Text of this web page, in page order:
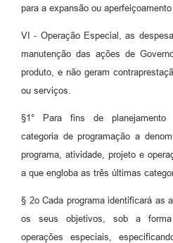
para a expansão ou
VI - Operação Especial, as
manutenção das ações de
produto, e não geram
ou serviços.
§1° Para fins de planejamento
categoria de programação a
programa, atividade, projeto e
a que engloba as três últimas
§ 2o Cada programa identificará as
os seus objetivos, sob a
operações especiais,